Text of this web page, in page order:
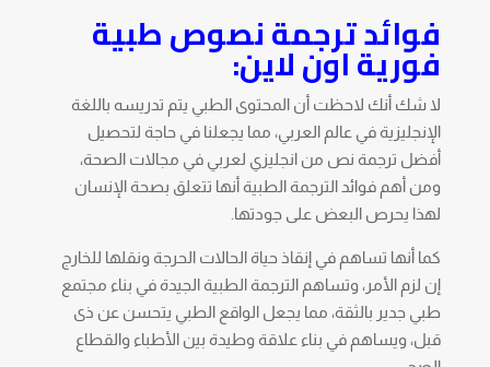
فوائد ترجمة نصوص طبية
فورية اون لاين:
لا شك أنك لاحظت أن المحتوى الطبي يتم تدريسه باللغة
الإنجليزية في عالم العربي، مما يجعلنا في حاجة لتحصيل
أفضل ترجمة نص من انجليزي لعربي في مجالات الصحة،
ومن أهم فوائد الترجمة الطبية أنها تتعلق بصحة الإنسان
لهذا يحرص البعض على جودتها.
كما أنها تساهم في إنقاذ حياة الحالات الحرجة ونقلها للخارج
إن لزم الأمر، وتساهم الترجمة الطبية الجيدة في بناء مجتمع
طبي جدير بالثقة، مما يجعل الواقع الطبي يتحسن عن ذى
قبل، ويساهم في بناء علاقة وطيدة بين الأطباء والقطاع